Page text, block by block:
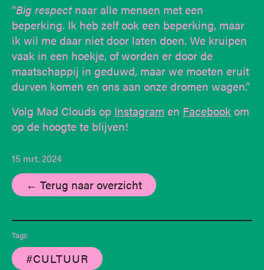
“Big respectnaar alle mensen met een
beperking. Ik heb zelf ook een beperking, maar
ik wil me daar niet door laten doen. We kruipen
vaak in een hoekje, of worden er door de
maatschappij in geduwd, maar we moeten eruit
durven komen en ons aan onze dromen wagen.”
Volg Mad Clouds op Instagram en Facebookom
op de hoogte te blijven!
15 mrt. 2024
← Terug naar overzicht
Tags
#CULTUUR